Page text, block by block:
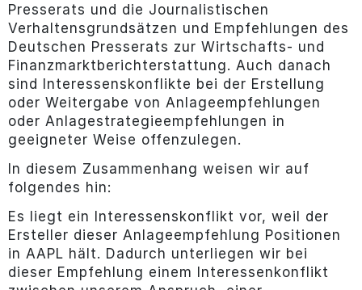
Presserats und die Journalistischen
Verhaltensgrundsätzen und Empfehlungen des
Deutschen Presserats zur Wirtschafts- und
Finanzmarktberichterstattung. Auch danach
sind Interessenskonflikte bei der Erstellung
oder Weitergabe von Anlageempfehlungen
oder Anlagestrategieempfehlungen in
geeigneter Weise offenzulegen.
In diesem Zusammenhang weisen wir auf
folgendes hin:
Es liegt ein Interessenskonflikt vor, weil der
Ersteller dieser Anlageempfehlung Positionen
in AAPL hält. Dadurch unterliegen wir bei
dieser Empfehlung einem Interessenkonflikt